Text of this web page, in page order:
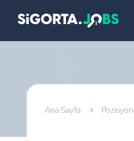
Ana Sayfa 5